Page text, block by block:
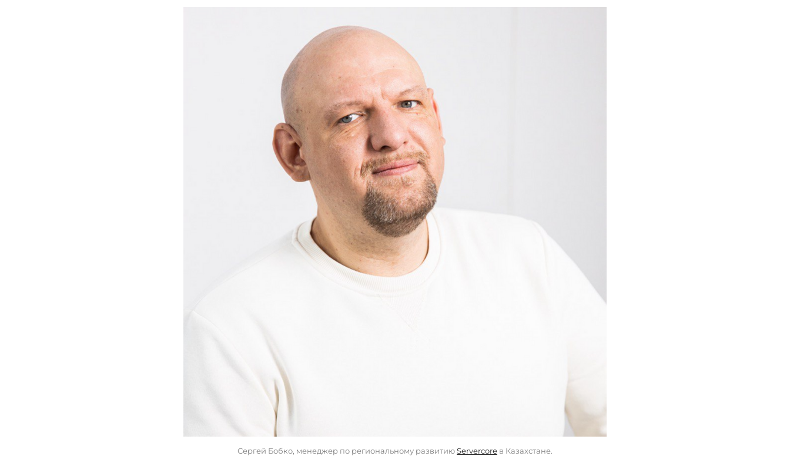
Сергей Бобко, менеджер по региональному развитию Servercore в Казахстане.